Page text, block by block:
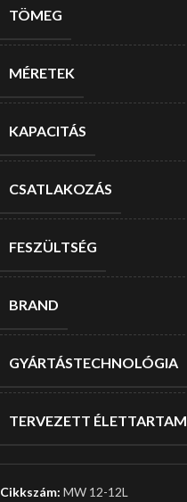
TÖMEG
MÉRETEK
KAPACITÁS
CSATLAKOZÁS
FESZÜLTSÉG
BRAND
GYÁRTÁSTECHNOLÓGIA
TERVEZETT ÉLETTARTAM
Cikkszám: MW 12-12L